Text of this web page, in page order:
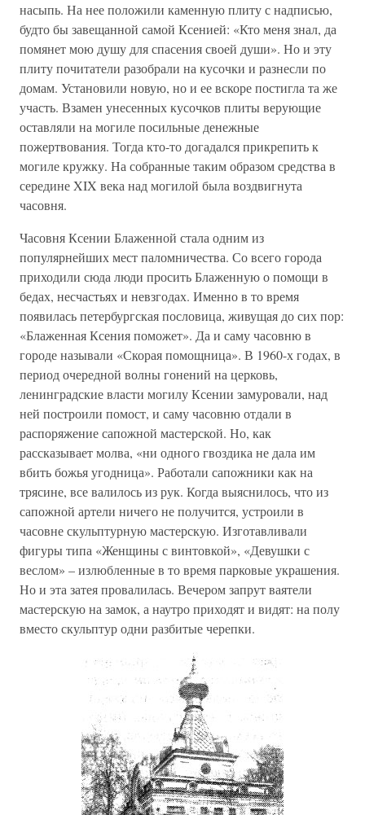
насыпь. На нее положили каменную плиту с надписью,
будто бы завещанной самой Ксенией: «Кто меня знал, да
помянет мою душу для спасения своей души». Но и эту
плиту почитатели разобрали на кусочки и разнесли по
домам. Установили новую, но и ее вскоре постигла та же
участь. Взамен унесенных кусочков плиты верующие
оставляли на могиле посильные денежные
пожертвования. Тогда кто-то догадался прикрепить к
могиле кружку. На собранные таким образом средства в
середине XIX века над могилой была воздвигнута
часовня.
Часовня Ксении Блаженной стала одним из
популярнейших мест паломничества. Со всего города
приходили сюда люди просить Блаженную о помощи в
бедах, несчастьях и невзгодах. Именно в то время
появилась петербургская пословица, живущая до сих пор:
«Блаженная Ксения поможет». Да и саму часовню в
городе называли «Скорая помощница». В 1960-х годах, в
период очередной волны гонений на церковь,
ленинградские власти могилу Ксении замуровали, над
ней построили помост, и саму часовню отдали в
распоряжение сапожной мастерской. Но, как
рассказывает молва, «ни одного гвоздика не дала им
вбить божья угодница». Работали сапожники как на
трясине, все валилось из рук. Когда выяснилось, что из
сапожной артели ничего не получится, устроили в
часовне скульптурную мастерскую. Изготавливали
фигуры типа «Женщины с винтовкой», «Девушки с
веслом» – излюбленные в то время парковые украшения.
Но и эта затея провалилась. Вечером запрут ваятели
мастерскую на замок, а наутро приходят и видят: на полу
вместо скульптур одни разбитые черепки.